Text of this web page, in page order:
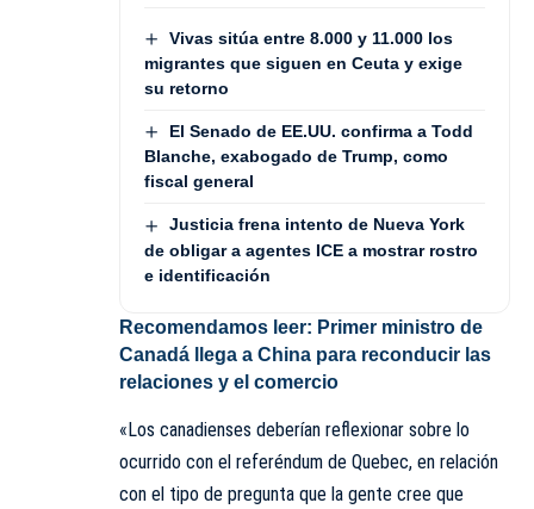
Vivas sitúa entre 8.000 y 11.000 los
migrantes que siguen en Ceuta y exige
su retorno
El Senado de EE.UU. confirma a Todd
Blanche, exabogado de Trump, como
fiscal general
Justicia frena intento de Nueva York
de obligar a agentes ICE a mostrar rostro
e identificación
Recomendamos leer: Primer ministro de
Canadá llega a China para reconducir las
relaciones y el comercio
«Los canadienses deberían reflexionar sobre lo
ocurrido con el referéndum de Quebec, en relación
con el tipo de pregunta que la gente cree que